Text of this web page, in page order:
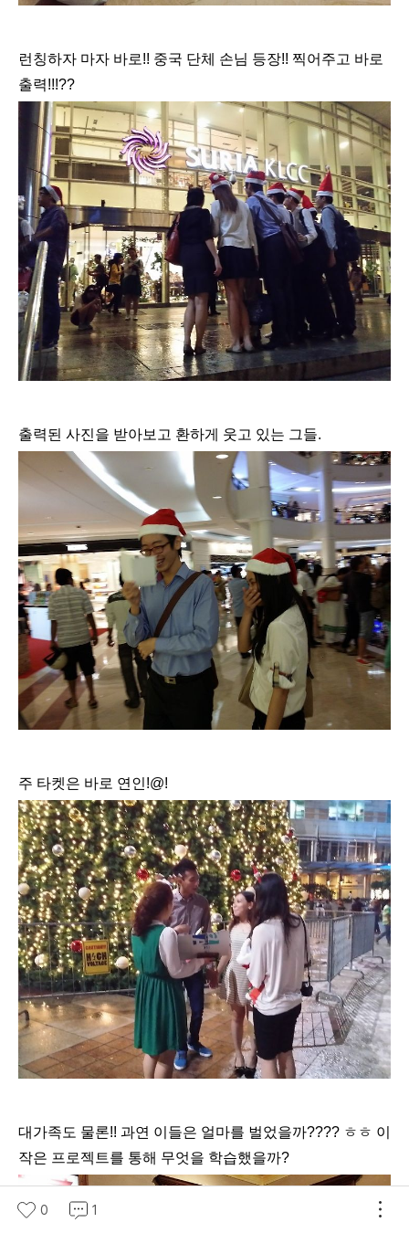
런칭하자 마자 바로!! 중국 단체 손님 등장!! 찍어주고 바로
출력!!!??
출력된 사진을 받아보고 환하게 웃고 있는 그들.
주 타켓은 바로 연인!@!
대가족도 물론!! 과연 이들은 얼마를 벌었을까???? ㅎㅎ 이
작은 프로젝트를 통해 무엇을 학습했을까?
0 1